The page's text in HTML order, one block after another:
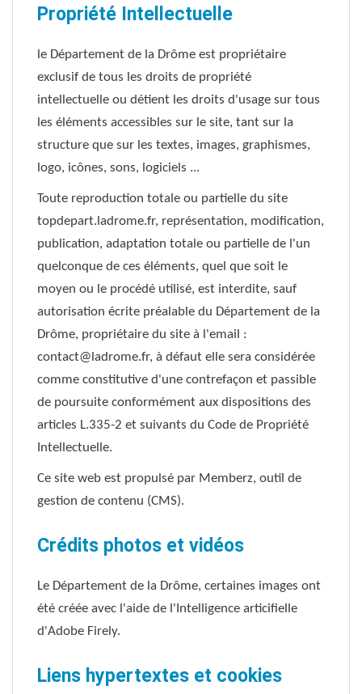
Propriété Intellectuelle
le Département de la Drôme est propriétaire
exclusif de tous les droits de propriété
intellectuelle ou détient les droits d'usage sur tous
les éléments accessibles sur le site, tant sur la
structure que sur les textes, images, graphismes,
logo, icônes, sons, logiciels ...
Toute reproduction totale ou partielle du site
topdepart.ladrome.fr, représentation, modification,
publication, adaptation totale ou partielle de l'un
quelconque de ces éléments, quel que soit le
moyen ou le procédé utilisé, est interdite, sauf
autorisation écrite préalable du Département de la
Drôme, propriétaire du site à l'email :
contact@ladrome.fr, à défaut elle sera considérée
comme constitutive d'une contrefaçon et passible
de poursuite conformément aux dispositions des
articles L.335-2 et suivants du Code de Propriété
Intellectuelle.
Ce site web est propulsé par Memberz, outil de
gestion de contenu (CMS).
Crédits photos et vidéos
Le Département de la Drôme, certaines images ont
été créée avec l'aide de l'Intelligence articifielle
d'Adobe Firely.
Liens hypertextes et cookies